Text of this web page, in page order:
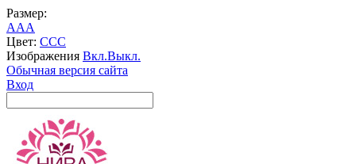
Размер:
AAA
Цвет: CCC
Изображения Вкл.Выкл.
Обычная версия сайта
Вход